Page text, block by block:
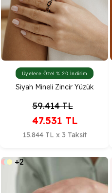
Üyelere Özel % 20 İndirim
Siyah Mineli Zincir Yüzük
59.414TL
47.531 TL
15.844 TL x 3 Taksit
+2